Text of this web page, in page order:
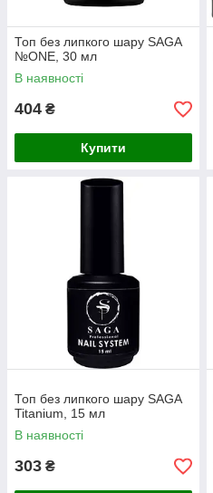
Топ без липкого шару SAGA
№ONE, 30 мл
В наявності
404 ₴
Купити
Топ без липкого шару SAGA
Titanium, 15 мл
В наявності
303 ₴